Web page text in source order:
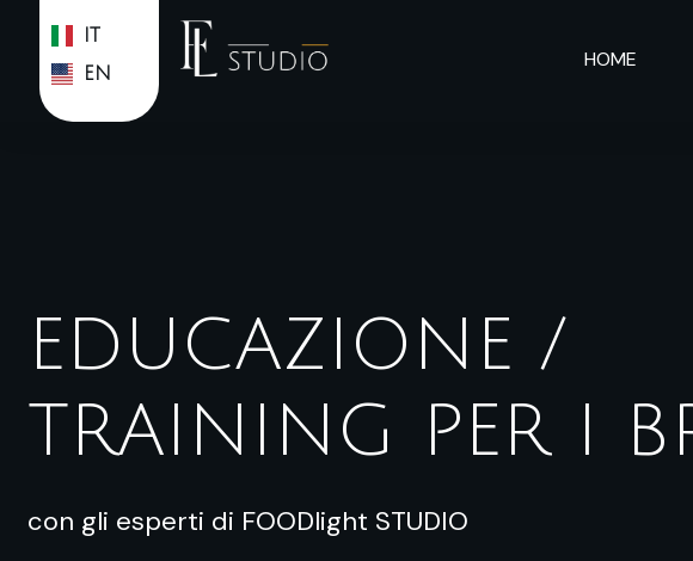
IT
EN
HOME
EDUCAZIONE /
TRAINING PER I
con gli esperti di FOODlight STUDIO